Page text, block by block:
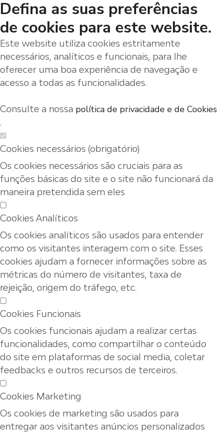
Defina as suas preferências
de cookies para este website.
Este website utiliza cookies estritamente
necessários, analíticos e funcionais, para lhe
oferecer uma boa experiência de navegação e
acesso a todas as funcionalidades.
Consulte a nossa política de privacidade e de Cookies
.
Cookies necessários (obrigatório)
Os cookies necessários são cruciais para as
funções básicas do site e o site não funcionará da
maneira pretendida sem eles
Cookies Analíticos
Os cookies analíticos são usados para entender
como os visitantes interagem com o site. Esses
cookies ajudam a fornecer informações sobre as
métricas do número de visitantes, taxa de
rejeição, origem do tráfego, etc.
Cookies Funcionais
Os cookies funcionais ajudam a realizar certas
funcionalidades, como compartilhar o conteúdo
do site em plataformas de social media, coletar
feedbacks e outros recursos de terceiros.
Cookies Marketing
Os cookies de marketing são usados para
entregar aos visitantes anúncios personalizados